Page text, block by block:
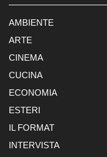
AMBIENTE
ARTE
CINEMA
CUCINA
ECONOMIA
ESTERI
IL FORMAT
INTERVISTA